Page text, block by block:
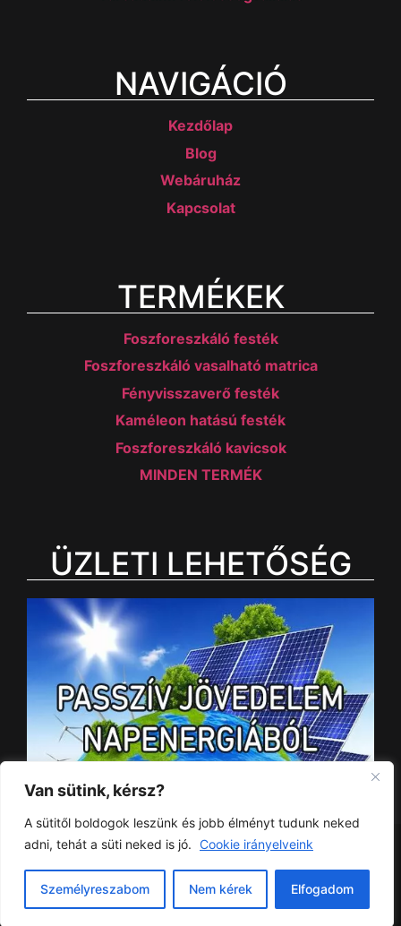
Van sütink, kérsz?
A sütitől boldogok leszünk és jobb élményt tudunk neked
adni, tehát a süti neked is jó. Cookie irányelveink
Személyreszabom Nem kérek Elfogadom
NAVIGÁCIÓ
Kezdőlap
Blog
Webáruház
Kapcsolat
TERMÉKEK
Foszforeszkáló festék
Foszforeszkáló vasalható matrica
Fényvisszaverő festék
Kaméleon hatású festék
Foszforeszkáló kavicsok
MINDEN TERMÉK
ÜZLETI LEHETŐSÉG
Az oldal online fizetési szolgáltatását a Barion
szolgáltatja